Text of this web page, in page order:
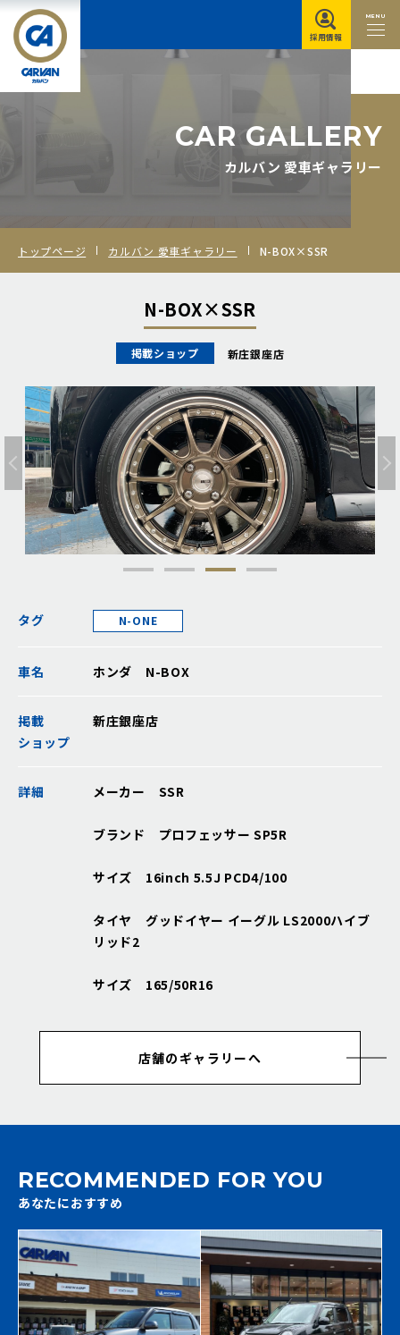
MENU
採用情報
CAR GALLERY
カルバン 愛車ギャラリー
トップページ カルバン 愛車ギャラリー N-BOX×SSR
N-BOX×SSR
掲載ショップ 新庄銀座店
タグ N-ONE
車名 ホンダ N-BOX
掲載
ショップ
新庄銀座店
詳細 メーカー SSR
ブランド プロフェッサー SP5R
サイズ 16inch 5.5J PCD4/100
タイヤ グッドイヤー イーグル LS2000ハイブ
リッド2
サイズ 165/50R16
店舗のギャラリーへ
RECOMMENDED FOR YOU
あなたにおすすめ